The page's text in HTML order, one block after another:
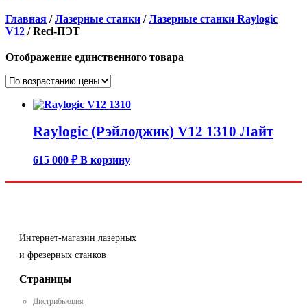
Главная /Лазерные станки /Лазерные станки Raylogic
V12 / Reci-ПЭТ
Отображение единственного товара
Raylogic (Рэйлоджик) V12 1310 Лайт
615 000 ₽ В корзину
Интернет-магазин лазерных
и фрезерных станков
Страницы
Дистрибьюция